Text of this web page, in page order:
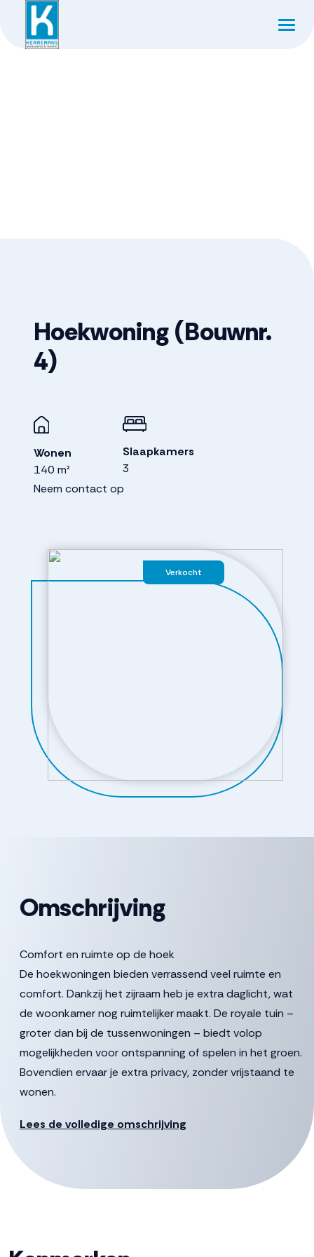
Verkocht
Hoekwoning(Bouwnr.
4)
Wonen
140 m²
Slaapkamers
3
Neem contact op
Omschrijving
Comfort en ruimte op de hoek
De hoekwoningen bieden verrassend veel ruimte en
comfort. Dankzij het zijraam heb je extra daglicht, wat
de woonkamer nog ruimtelijker maakt. De royale tuin –
groter dan bij de tussenwoningen – biedt volop
mogelijkheden voor ontspanning of spelen in het groen.
Bovendien ervaar je extra privacy, zonder vrijstaand te
wonen.
Deze woningen zijn beschikbaar in diverse uitvoeringen.
de voorgevel, die zorgt voor een karakteristieke
uitstraling. Binnen geniet je van een grote woonkeuken,
Lees de volledige omschrijving